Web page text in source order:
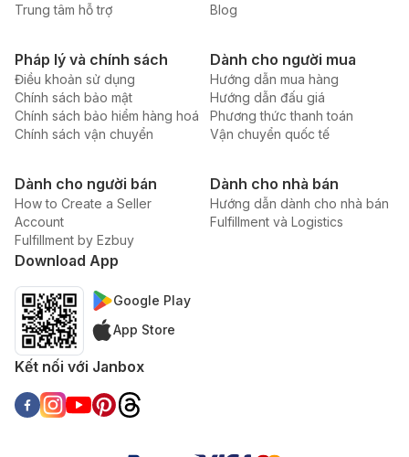
Trung tâm hỗ trợ
Blog
Pháp lý và chính sách
Điều khoản sử dụng
Chính sách bảo mật
Chính sách bảo hiểm hàng hoá
Chính sách vận chuyển
Dành cho người mua
Hướng dẫn mua hàng
Hướng dẫn đấu giá
Phương thức thanh toán
Vận chuyển quốc tế
Dành cho người bán
How to Create a Seller
Account
Fulfillment by Ezbuy
Dành cho nhà bán
Hướng dẫn dành cho nhà bán
Fulfillment và Logistics
Download App
Google Play
App Store
Kết nối với Janbox